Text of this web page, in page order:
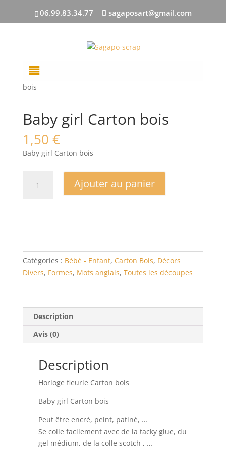
06.99.83.34.77 sagaposart@gmail.com
Accueil
bois
Baby girl Carton bois
1,50 €
Baby girl Carton bois
Ajouter au panier
Catégories : Bébé - Enfant, Carton Bois, Décors
Divers, Formes, Mots anglais, Toutes les découpes
Description
Avis (0)
Description
Horloge fleurie Carton bois
Baby girl Carton bois
Peut être encré, peint, patiné, …
Se colle facilement avec de la tacky glue, du
gel médium, de la colle scotch , …